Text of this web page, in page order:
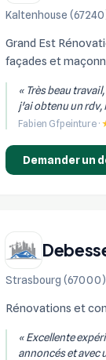
Kaltenhouse
Grand Est
façades et
« Très beau
j'ai obtenu un rdv,
Fabien Gfpeinture ·
Demander un
Strasbourg (67000)
Rénovations et
« Excellente
annoncés et avec